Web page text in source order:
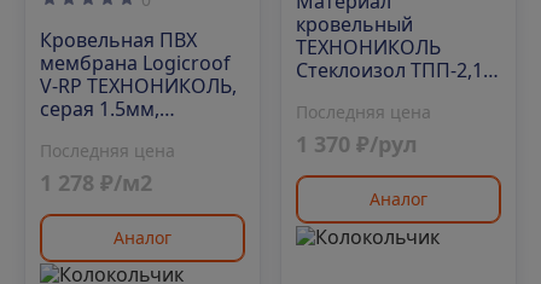
Кровельная ПВХ
мембрана Logicroof
V-RP ТЕХНОНИКОЛЬ,
серая 1.5мм,
Последняя цена
1 278 ₽/м2
Аналог
кровельный
ТЕХНОНИКОЛЬ
Стеклоизол ТПП-2,1,
Последняя цена
1 370 ₽/рул
Аналог